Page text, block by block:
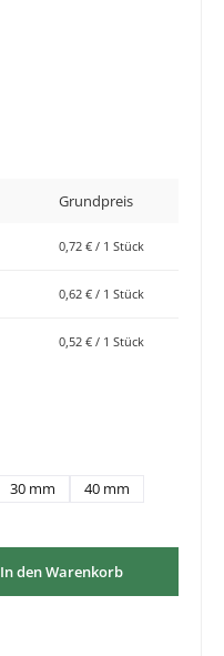
Grundpreis
0,72 € / 1 Stück
0,62 € / 1 Stück
0,52 € / 1 Stück
30 mm
40 mm
In den Warenkorb